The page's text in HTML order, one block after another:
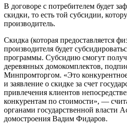
В договоре с потребителем будет
скидки, то есть той субсидии,
производитель.
Скидка (которая предоставляется
производителя будет
программы. Субсидию смогут
деревянных домокомплектов,
Минпромторгом. «Это
и заявление о скидке за счет
привлечения клиентов
конкурентам по стоимости», —
органами государственной власти
домостроения Вадим Фидаров.